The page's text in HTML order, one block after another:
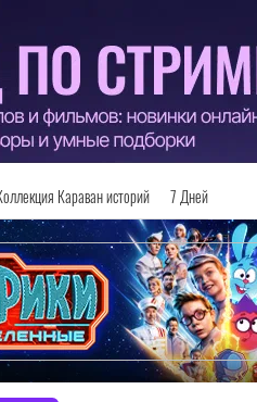
Караван историй 7 Дней